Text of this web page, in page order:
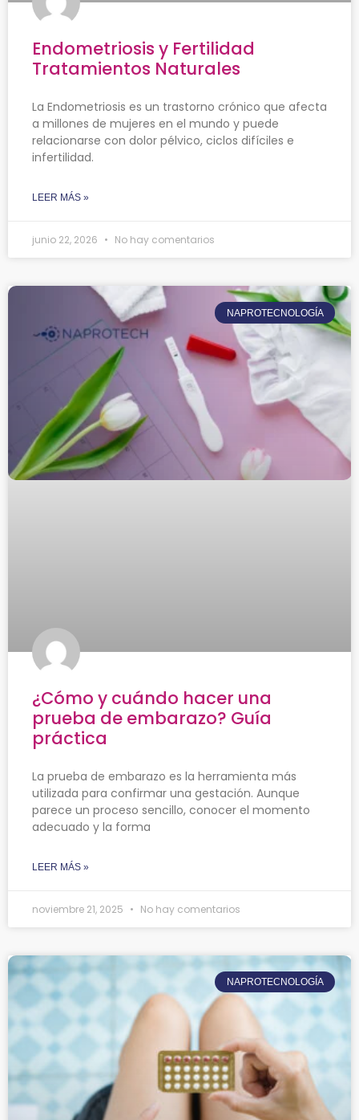
Endometriosis y Fertilidad
Tratamientos Naturales
La Endometriosis es un trastorno crónico que afecta
a millones de mujeres en el mundo y puede
relacionarse con dolor pélvico, ciclos difíciles e
infertilidad.
LEER MÁS »
junio 22, 2026 No hay comentarios
NAPROTECNOLOGÍA
¿Cómo y cuándo hacer una
prueba de embarazo? Guía
práctica
La prueba de embarazo es la herramienta más
utilizada para confirmar una gestación. Aunque
parece un proceso sencillo, conocer el momento
adecuado y la forma
LEER MÁS »
noviembre 21, 2025 No hay comentarios
NAPROTECNOLOGÍA